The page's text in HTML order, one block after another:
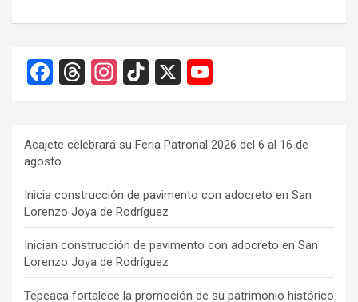
F
a
b
o
o
k
T
hr
a
d
s
In
st
gr
a
m
Ti
k
o
k
X
o
T
u
b
e
C
h
Acajete celebrará su Feria Patronal 2026 del 6 al 16 de
agosto
Inicia construcción de pavimento con adocreto en San
Lorenzo Joya de Rodríguez
Inician construcción de pavimento con adocreto en San
Lorenzo Joya de Rodríguez
Tepeaca fortalece la promoción de su patrimonio histórico